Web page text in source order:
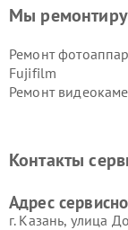
Мы
Ремонт
Fujifilm
Ремонт
Контакты
Адрес
г. Казань, улица